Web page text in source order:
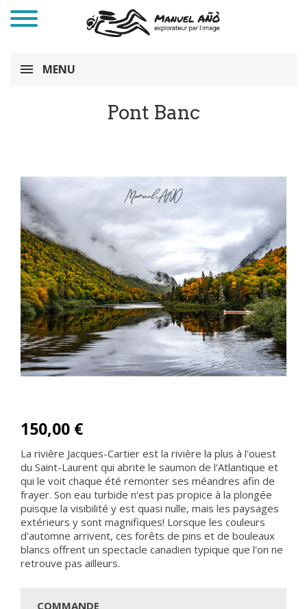
MENU
Pont Banc
150,00 €
La rivière Jacques-Cartier est la rivière la plus à l'ouest
du Saint-Laurent qui abrite le saumon de l'Atlantique et
qui le voit chaque été remonter ses méandres afin de
frayer. Son eau turbide n'est pas propice à la plongée
puisque la visibilité y est quasi nulle, mais les paysages
extérieurs y sont magnifiques! Lorsque les couleurs
d'automne arrivent, ces forêts de pins et de bouleaux
blancs offrent un spectacle canadien typique que l'on ne
retrouve pas ailleurs.
COMMANDE